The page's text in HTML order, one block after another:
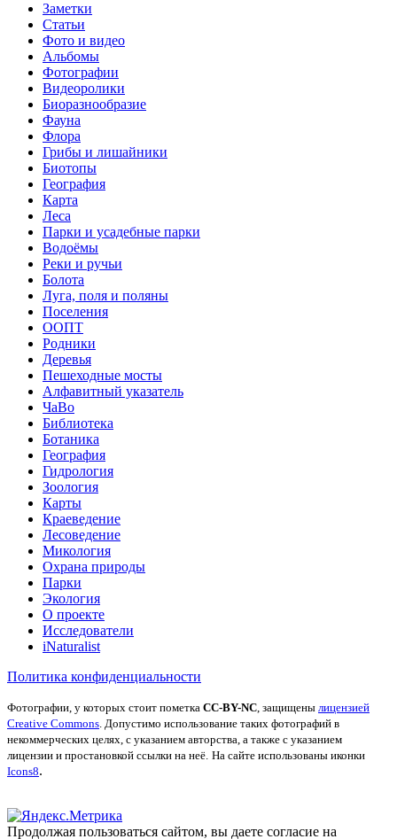
Заметки
Статьи
Фото и видео
Альбомы
Фотографии
Видеоролики
Биоразнообразие
Фауна
Флора
Грибы и лишайники
Биотопы
География
Карта
Леса
Парки и усадебные парки
Водоёмы
Реки и ручьи
Болота
Луга, поля и поляны
Поселения
ООПТ
Родники
Деревья
Пешеходные мосты
Алфавитный указатель
ЧаВо
Библиотека
Ботаника
География
Гидрология
Зоология
Карты
Краеведение
Лесоведение
Микология
Охрана природы
Парки
Экология
О проекте
Исследователи
iNaturalist
Политика конфиденциальности
Фотографии, у которых стоит пометка CC-BY-NC, защищены лицензией
Creative Commons. Допустимо использование таких фотографий в
некоммерческих целях, с указанием авторства, а также с указанием
лицензии и простановкой ссылки на неё. На сайте использованы иконки
Icons8.
Продолжая пользоваться сайтом, вы даете согласие на